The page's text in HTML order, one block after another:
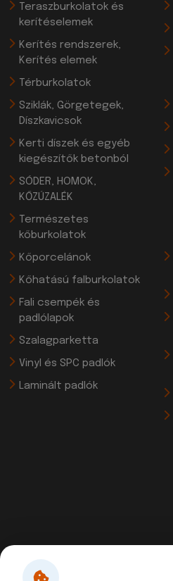
Teraszburkolatok és
kerítéselemek
Kerítés rendszerek,
Kerítés elemek
Térburkolatok
Sziklák, Görgetegek,
Díszkavicsok
Kerti díszek és egyéb
kiegészítők betonból
SÓDER, HOMOK,
KŐZÚZALÉK
Természetes
kőburkolatok
Kőporcelánok
Kőhatású falburkolatok
Fali csempék és
padlólapok
Szalagparketta
Vinyl és SPC padlók
Laminált padlók